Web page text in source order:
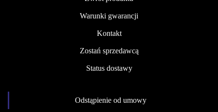
Warunki gwarancji
Kontakt
Zostań sprzedawcą
Status dostawy
Odstąpienie od umowy